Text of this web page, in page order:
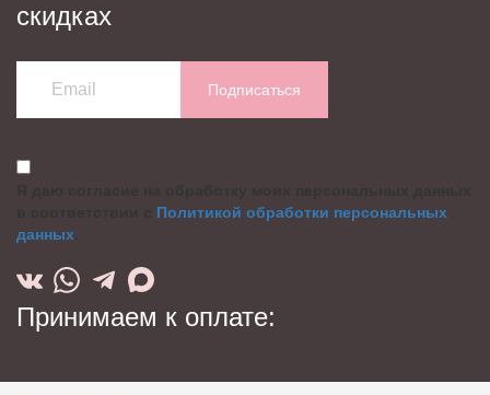
скидках
Подписаться
Политикой обработки персональных
данных
Принимаем к оплате: